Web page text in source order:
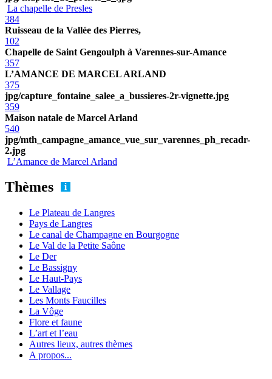
La chapelle de Presles
384
Ruisseau de la Vallée des Pierres,
102
Chapelle de Saint Gengoulph à Varennes-sur-Amance
357
L’AMANCE DE MARCEL ARLAND
375
jpg/capture_fontaine_salee_a_bussieres-2r-vignette.jpg
359
Maison natale de Marcel Arland
540
jpg/mth_campagne_amance_vue_sur_varennes_ph_recadr-
2.jpg
L’Amance de Marcel Arland
Thèmes
Le Plateau de Langres
Pays de Langres
Le canal de Champagne en Bourgogne
Le Val de la Petite Saône
Le Der
Le Bassigny
Le Haut-Pays
Le Vallage
Les Monts Faucilles
La Vôge
Flore et faune
L’art et l’eau
Autres lieux, autres thèmes
A propos...